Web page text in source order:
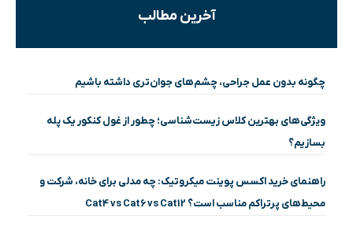
آخرین مطالب
چگونه بدون عمل جراحی، چشم‌های جوان‌تری داشته باشیم
ویژگی‌های بهترین کلاس زیست‌شناسی؛ چطور از غول کنکور یک پله
بسازیم؟
راهنمای خرید اکسس پوینت میکروتیک: چه مدلی برای خانه، شرکت و
محیط‌های پرتراکم مناسب است؟ Cat4 vs Cat6 vs Cat12